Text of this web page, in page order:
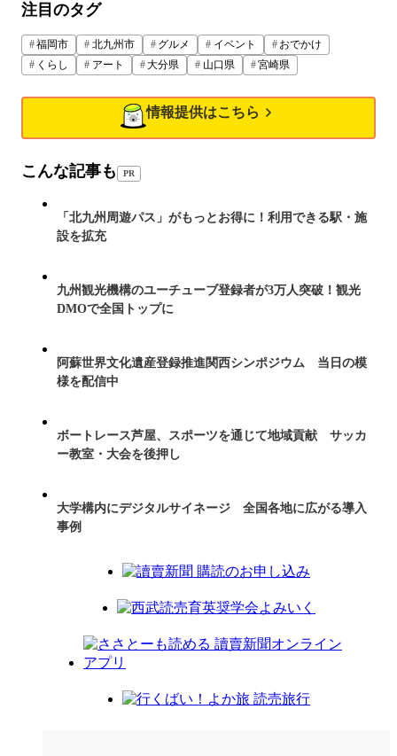
注目のタグ
福岡市 北九州市 グルメ イベント
おでかけ
くらし
アート 大分県 山口県 宮崎県
情報提供はこちら
こんな記事も PR
「北九州周遊パス」がもっとお得に！利用できる駅・施
設を拡充
九州観光機構のユーチューブ登録者が3万人突破！観光
DMOで全国トップに
阿蘇世界文化遺産登録推進関西シンポジウム 当日の模
様を配信中
ボートレース芦屋、スポーツを通じて地域貢献 サッカ
ー教室・大会を後押し
大学構内にデジタルサイネージ 全国各地に広がる導入
事例